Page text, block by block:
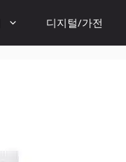
디지털/가전